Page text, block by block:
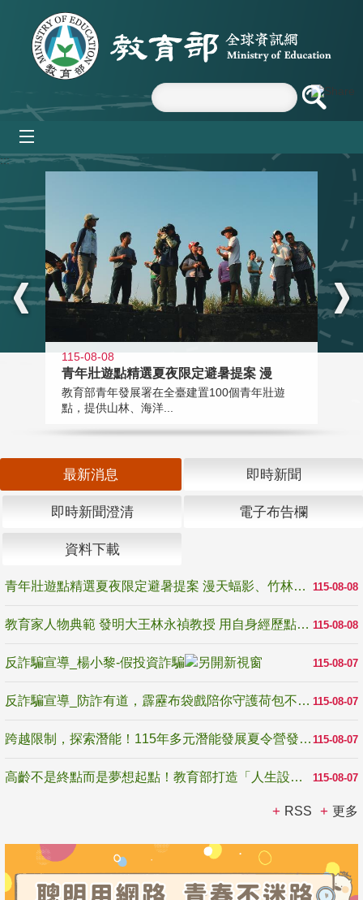
跳到主要內容區塊
:::
115-08-08
青年壯遊點精選夏夜限定避暑提案 漫
教育部青年發展署在全臺建置100個青年壯遊
點，提供山林、海洋...
最新消息 即時新聞
即時新聞澄清 電子布告欄
資料下載
115-08-08
青年壯遊點精選夏夜限定避暑提案 漫天蝠影、竹林尋蛙、茶香夜觀 邀青年暮色出發
115-08-08
教育家人物典範 發明大王林永禎教授 用自身經歷點亮學生的路
115-08-07
反詐騙宣導_楊小黎-假投資詐騙
115-08-07
反詐騙宣導_防詐有道，霹靂布袋戲陪你守護荷包不受騙
115-08-07
跨越限制，探索潛能！115年多元潛能發展夏令營發掘生命無限可能
115-08-07
高齡不是終點而是夢想起點！教育部打造「人生設計夢工場」 參展第3屆高齡健康產業博覽會
RSS 更多